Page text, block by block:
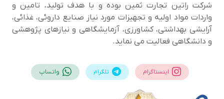
شرکت راتین تجارت ثمین بوده و با هدف تولید، تامین و
واردات مواد اولیه و تجهیزات مورد نیاز صنایع داروئی، غذائی،
آرایشی بهداشتی، کشاورزی، آزمایشگاهی و نیازهای پژوهشی
و دانشگاهی فعالیت می نماید.
اینستاگرام تلگرام واتساپ